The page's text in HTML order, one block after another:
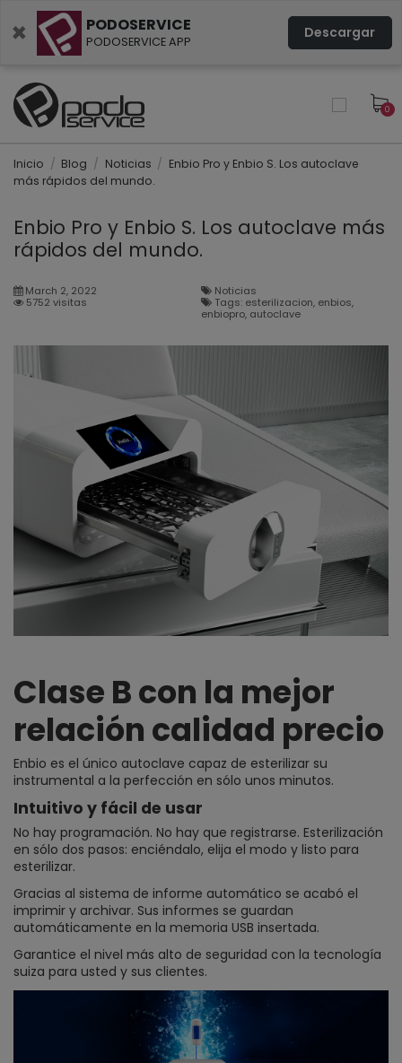
× PODOSERVICE
PODOSERVICE APP Descargar
0
Inicio Blog Noticias
Enbio Pro y Enbio S. Los autoclave
más rápidos del mundo.
Enbio Pro y Enbio S. Los autoclave más
rápidos del mundo.
March 2, 2022
Noticias
5752 visitas
Tags: esterilizacion, enbios,
enbiopro, autoclave
Clase B con la mejor
relación calidad precio
Enbio es el único autoclave capaz de esterilizar su
instrumental a la perfección en sólo unos minutos.
Intuitivo y fácil de usar
No hay programación. No hay que registrarse. Esterilización
en sólo dos pasos: enciéndalo, elija el modo y listo para
esterilizar.
Gracias al sistema de informe automático se acabó el
imprimir y archivar. Sus informes se guardan
automáticamente en la memoria USB insertada.
Garantice el nivel más alto de seguridad con la tecnología
suiza para usted y sus clientes.